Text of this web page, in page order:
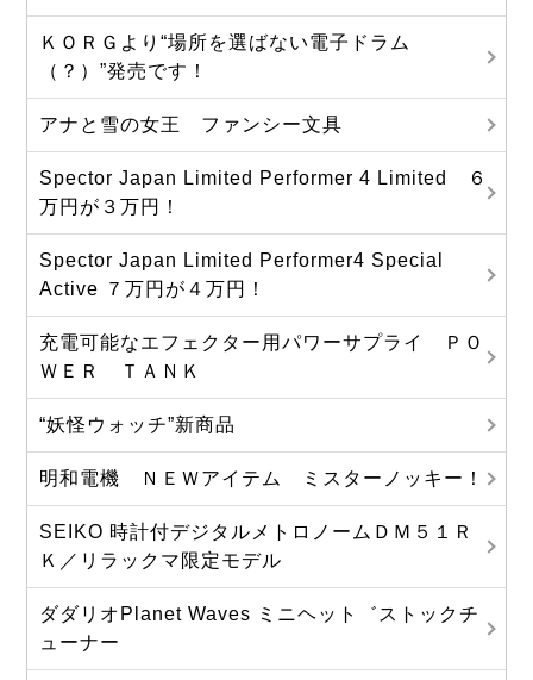
ＫＯＲＧより“場所を選ばない電子ドラム
（？）”発売です！
アナと雪の女王 ファンシー文具
Spector Japan Limited Performer 4 Limited ６
万円が３万円！
Spector Japan Limited Performer4 Special
Active ７万円が４万円！
充電可能なエフェクター用パワーサプライ ＰＯ
ＷＥＲ ＴＡＮＫ
“妖怪ウォッチ”新商品
明和電機 ＮＥＷアイテム ミスターノッキー！
SEIKO 時計付デジタルメトロノームＤＭ５１Ｒ
Ｋ／リラックマ限定モデル
ダダリオPlanet Waves ミニヘット゛ストックチ
ューナー